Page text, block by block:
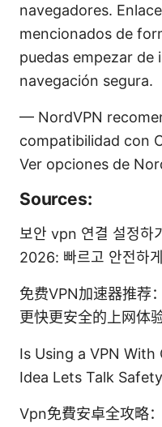
navegadores.
mencionados de
puedas empezar
navegación segura.
— NordVPN
compatibilidad con
Ver opciones de
Sources:
보안 vpn 연결 설정하
2026: 빠르고 안전하
免费VPN加速器推荐
更快更安全的上网体
Is Using a VPN
Idea Lets Talk
Vpn免費安卓全攻略